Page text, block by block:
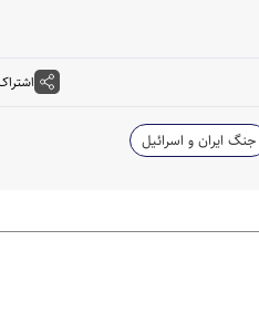
جنگ ایران و اسرائیل